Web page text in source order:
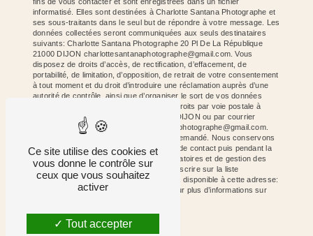
informatisé. Elles sont destinées à Charlotte Santana Photographe et
ses sous-traitants dans le seul but de répondre à votre message. Les
données collectées seront communiquées aux seuls destinataires
suivants: Charlotte Santana Photographe 20 Pl De La République
21000 DIJON charlottesantanaphotographe@gmail.com. Vous
disposez de droits d’accès, de rectification, d’effacement, de
portabilité, de limitation, d’opposition, de retrait de votre consentement
à tout moment et du droit d’introduire une réclamation auprès d’une
autorité de contrôle, ainsi que d’organiser le sort de vos données
post-mortem. Vous pouvez exercer ces droits par voie postale à
l'adresse 20 Pl De La République 21000 DIJON ou par courrier
électronique à l'adresse charlottesantanaphotographe@gmail.com.
Un justificatif d'identité pourra vous être demandé. Nous conservons
vos données pendant la période de prise de contact puis pendant la
durée de prescription légale aux fins probatoires et de gestion des
contentieux. Vous avez le droit de vous inscrire sur la liste
d'opposition au démarchage téléphonique, disponible à cette adresse:
Bloctel.gouv.fr. Consultez le site cnil.fr pour plus d’informations sur
Ce site utilise des cookies et
vous donne le contrôle sur
ceux que vous souhaitez
activer
Tout accepter